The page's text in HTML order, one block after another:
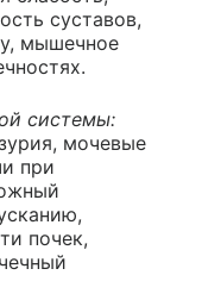
суставов,
мышечное
системы:
мочевые
при
почек,